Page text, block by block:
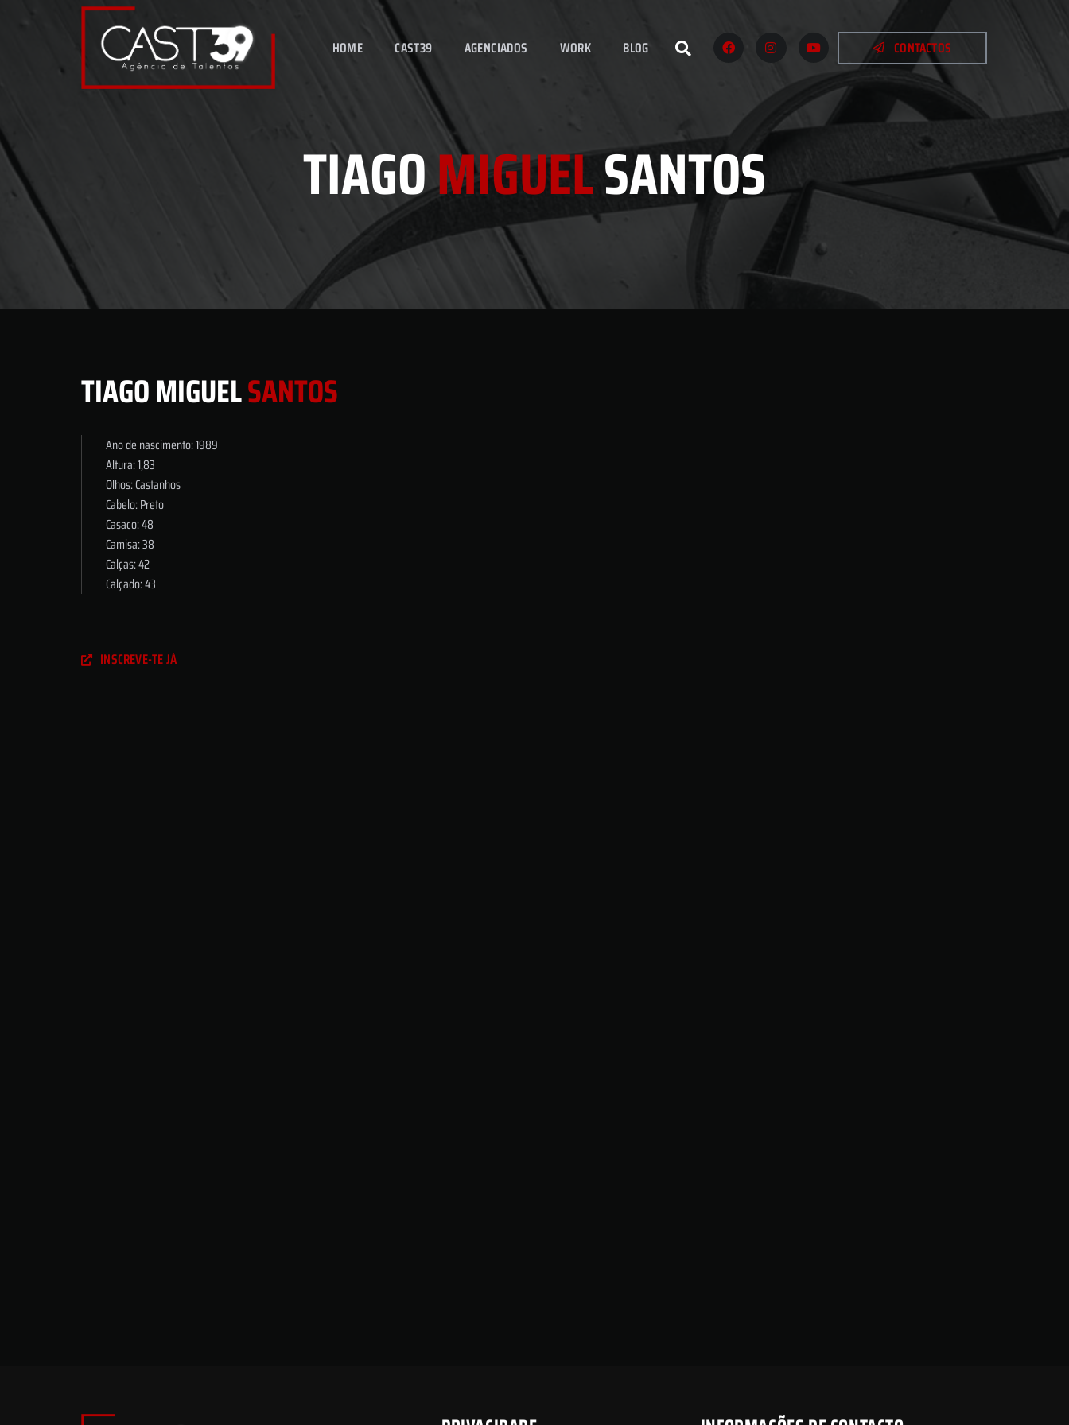
HOME CAST39 AGENCIADOS WORK BLOG CONTACTOS
TIAGOMIGUELSANTOS
TIAGO MIGUELSANTOS
Ano de nascimento: 1989
Altura: 1,83
Olhos: Castanhos
Cabelo: Preto
Casaco: 48
Camisa: 38
Calças: 42
Calçado: 43
INSCREVE-TE JÁ